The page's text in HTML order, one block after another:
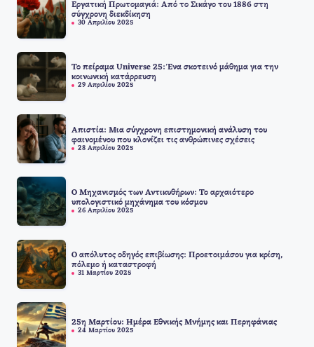
Εργατική Πρωτομαγιά: Από το Σικάγο του 1886 στη
σύγχρονη διεκδίκηση
30 Απριλίου 2025
Το πείραμα Universe 25: Ένα σκοτεινό μάθημα για την
κοινωνική κατάρρευση
29 Απριλίου 2025
Απιστία: Μια σύγχρονη επιστημονική ανάλυση του
φαινομένου που κλονίζει τις ανθρώπινες σχέσεις
28 Απριλίου 2025
Ο Μηχανισμός των Αντικυθήρων: Το αρχαιότερο
υπολογιστικό μηχάνημα του κόσμου
26 Απριλίου 2025
Ο απόλυτος οδηγός επιβίωσης: Προετοιμάσου για κρίση,
πόλεμο ή καταστροφή
31 Μαρτίου 2025
25η Μαρτίου: Ημέρα Εθνικής Μνήμης και Περηφάνιας
24 Μαρτίου 2025